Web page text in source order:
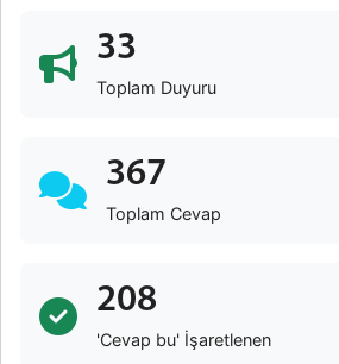
33
Toplam Duyuru
367
Toplam Cevap
208
'Cevap bu' İşaretlenen